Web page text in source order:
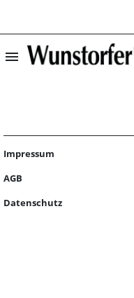
menu
Impressum
AGB
Datenschutz